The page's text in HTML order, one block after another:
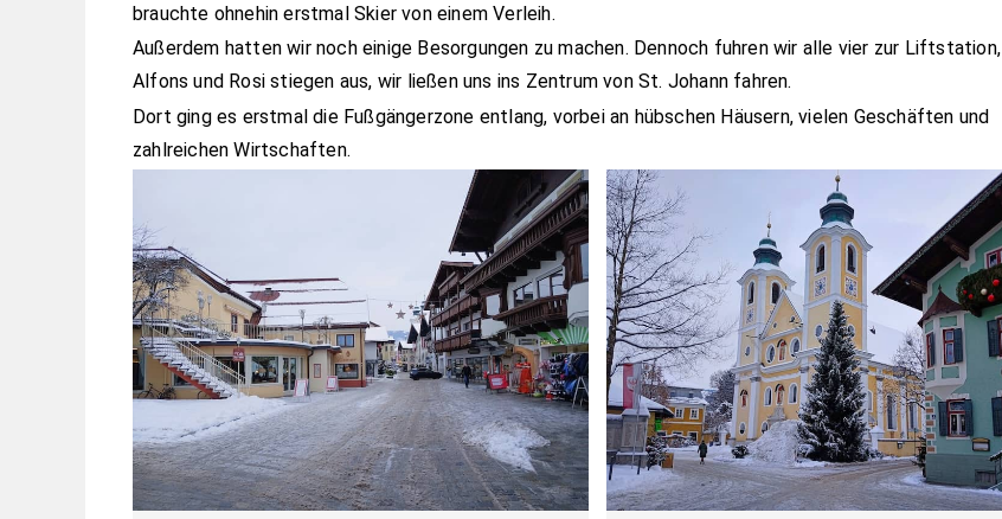
brauchte ohnehin erstmal Skier von einem Verleih.
Außerdem hatten wir noch einige Besorgungen zu machen. Dennoch fuhren wir alle vier zur Liftstation,
Alfons und Rosi stiegen aus, wir ließen uns ins Zentrum von St. Johann fahren.
Dort ging es erstmal die Fußgängerzone entlang, vorbei an hübschen Häusern, vielen Geschäften und
zahlreichen Wirtschaften.